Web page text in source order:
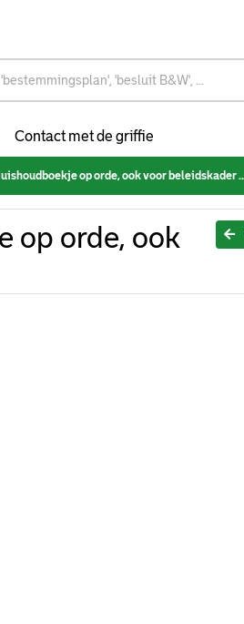
Contact met de griffie
op orde, ook voor beleidskader armoede
op orde, ook